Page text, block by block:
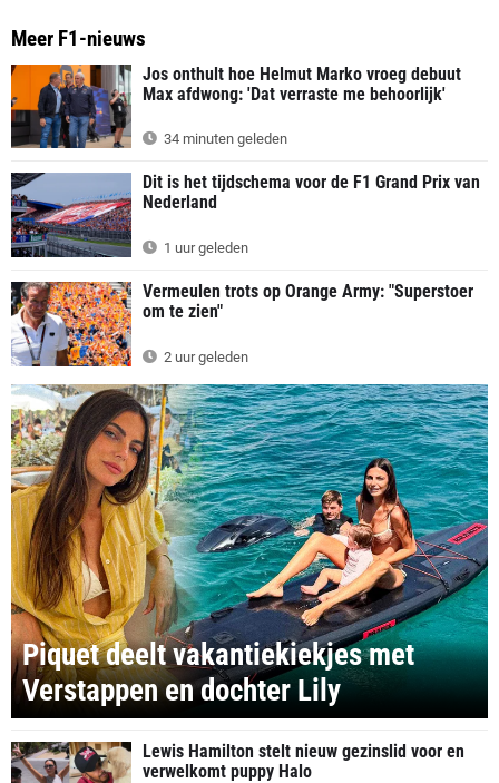
Meer F1-nieuws
Jos onthult hoe Helmut Marko vroeg debuut
Max afdwong: 'Dat verraste me behoorlijk'
34 minuten geleden
Dit is het tijdschema voor de F1 Grand Prix van
Nederland
1 uur geleden
Vermeulen trots op Orange Army: "Superstoer
om te zien"
2 uur geleden
Piquet deelt vakantiekiekjes met
Verstappen en dochter Lily
Lewis Hamilton stelt nieuw gezinslid voor en
verwelkomt puppy Halo